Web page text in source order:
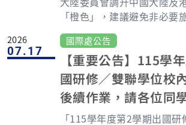
度積極熱忱、細心負責、能
務、並具團隊合作精神，可
自英語系國家獲得畢業學位
為官方語言國家之國籍者，
證明，惟請申請者敘明原因
料。 若具英語以外之第二外語專長者，應檢附
第二外語之語言能力檢定合
語國家獲取畢業學位或具備
者，得免附該項語言證明。 應徵方式： 請將
記者會於2:30正式開始，與
（臺北市中正區中山南路11號） 【活
容】 ✈️ 海外研修、交換及
如何適應不同國家的文化與
境中培養專業能力與跨文化
國際交流中的挑戰、收穫與成長 【注意
🔹報名截至日期08/24
「橙色」，建議避免非必要
流時應秉持「對等尊嚴」原
赴陸的風險，保障人身安全。 登錄平臺填報規
定： 活動申報：凡以學校名義組團、我方學生
赴陸，或陸生組團來台（含
於活動起始日1個月前至平
完成後1個月內回報概況。 協助公告申報：若
學校協助公告陸方活動訊息
2026
07.17
國際處公告
【重要公告】115學
國研修／雙聯學位校
後續作業，請各位同
「115學年度第2學期出國